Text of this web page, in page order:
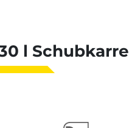
l Schubkarre